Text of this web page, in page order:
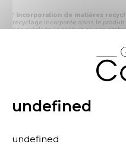
* Incorporation de matières
recyclage incorporée dans le
pas précisée, le produit ou son
- « produit ou emballage
produite par les processus de
% en masse du déchet collecté
- « produit ou emballage
* Primes et pénalités appliquées
undefined
undefined